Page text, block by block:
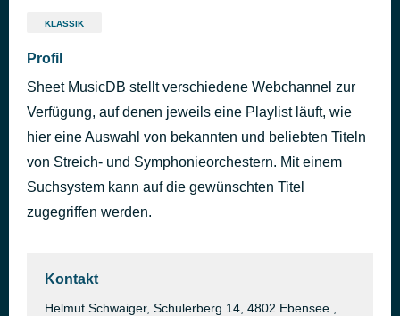
KLASSIK
Profil
Sheet MusicDB stellt verschiedene Webchannel zur
Verfügung, auf denen jeweils eine Playlist läuft, wie
hier eine Auswahl von bekannten und beliebten Titeln
von Streich- und Symphonieorchestern. Mit einem
Suchsystem kann auf die gewünschten Titel
zugegriffen werden.
Kontakt
Helmut Schwaiger, Schulerberg 14, 4802 Ebensee ,